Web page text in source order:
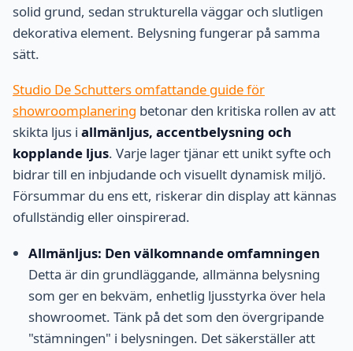
solid grund, sedan strukturella väggar och slutligen
dekorativa element. Belysning fungerar på samma
sätt.
Studio De Schutters omfattande guide för
showroomplanering betonar den kritiska rollen av att
skikta ljus i allmänljus, accentbelysning och
kopplande ljus. Varje lager tjänar ett unikt syfte och
bidrar till en inbjudande och visuellt dynamisk miljö.
Försummar du ens ett, riskerar din display att kännas
ofullständig eller oinspirerad.
Allmänljus: Den välkomnande omfamningen
Detta är din grundläggande, allmänna belysning
som ger en bekväm, enhetlig ljusstyrka över hela
showroomet. Tänk på det som den övergripande
"stämningen" i belysningen. Det säkerställer att